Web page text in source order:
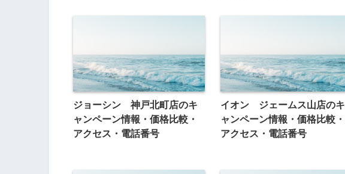
ジョーシン 神戸北町店のキ
ャンペーン情報・価格比較・
アクセス・電話番号
イオン ジェームス山店のキ
ャンペーン情報・価格比較・
アクセス・電話番号